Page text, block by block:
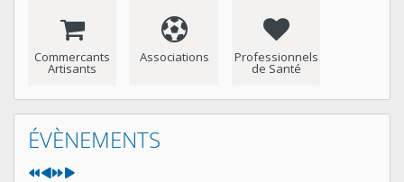
Commercants
Artisants
Associations Professionnels
de Santé
ÉVÈNEMENTS
Année
précédente
Mois
précédent
Année
suivante
Mois
suivant